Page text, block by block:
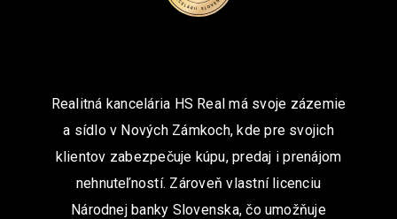
Realitná kancelária HS Real má svoje zázemie
a sídlo v Nových Zámkoch, kde pre svojich
klientov zabezpečuje kúpu, predaj i prenájom
nehnuteľností. Zároveň vlastní licenciu
Národnej banky Slovenska, čo umožňuje